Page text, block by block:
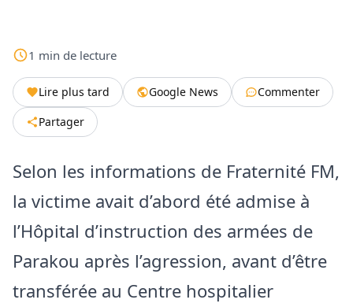
1 min de lecture
Lire plus tard Google News
Commenter
Partager
Selon les informations de Fraternité FM,
la victime avait d’abord été admise à
l’Hôpital d’instruction des armées de
Parakou après l’agression, avant d’être
transférée au Centre hospitalier